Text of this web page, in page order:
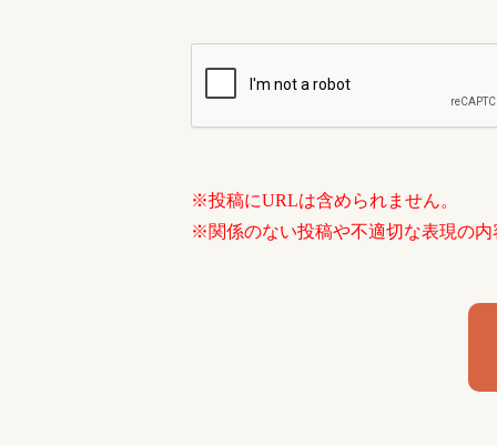
※投稿にURLは含められません。
※関係のない投稿や不適切な表現の